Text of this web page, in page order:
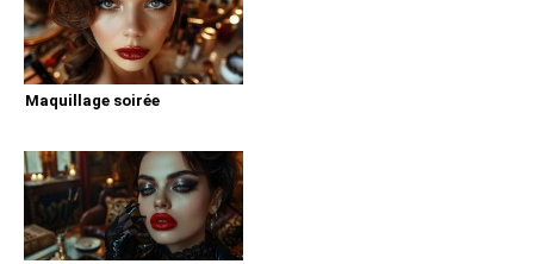
Maquillage soirée